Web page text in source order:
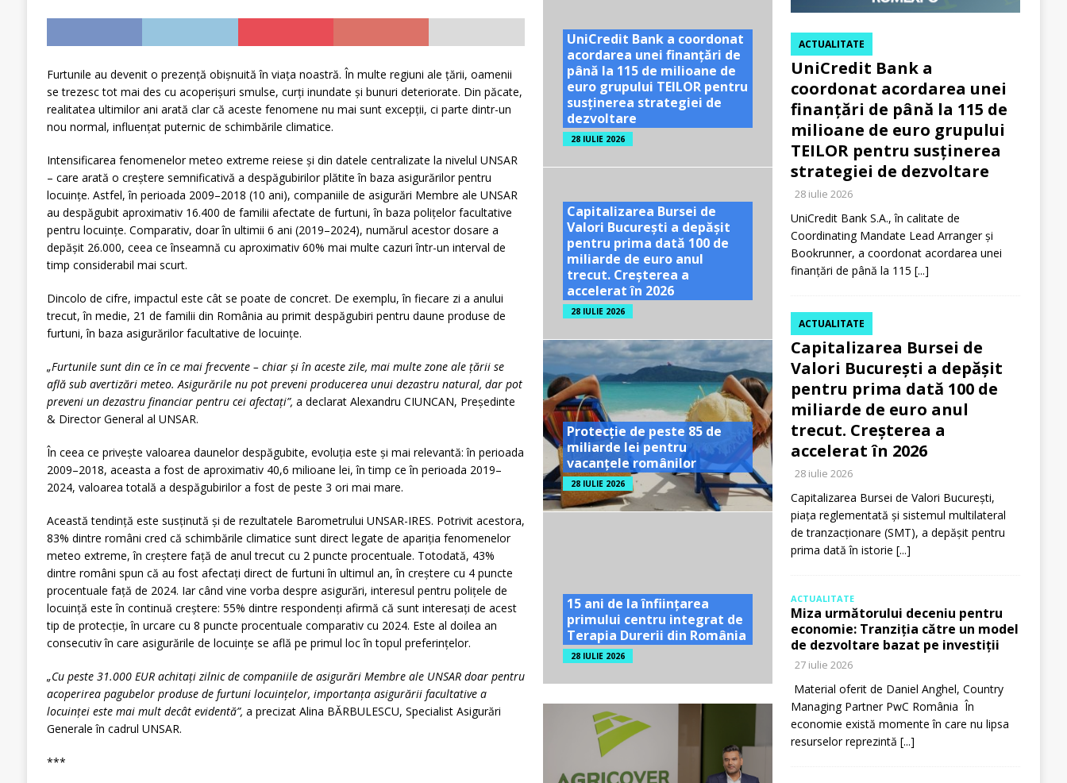
Furtunile au devenit o prezență obișnuită în viața noastră. În multe regiuni ale țării, oamenii
se trezesc tot mai des cu acoperișuri smulse, curți inundate și bunuri deteriorate. Din păcate,
realitatea ultimilor ani arată clar că aceste fenomene nu mai sunt excepții, ci parte dintr-un
nou normal, influențat puternic de schimbările climatice.
Intensificarea fenomenelor meteo extreme reiese și din datele centralizate la nivelul UNSAR
– care arată o creștere semnificativă a despăgubirilor plătite în baza asigurărilor pentru
locuințe. Astfel, în perioada 2009–2018 (10 ani), companiile de asigurări Membre ale UNSAR
au despăgubit aproximativ 16.400 de familii afectate de furtuni, în baza polițelor facultative
pentru locuințe. Comparativ, doar în ultimii 6 ani (2019–2024), numărul acestor dosare a
depășit 26.000, ceea ce înseamnă cu aproximativ 60% mai multe cazuri într-un interval de
timp considerabil mai scurt.
Dincolo de cifre, impactul este cât se poate de concret. De exemplu, în fiecare zi a anului
trecut, în medie, 21 de familii din România au primit despăgubiri pentru daune produse de
furtuni, în baza asigurărilor facultative de locuințe.
„Furtunile sunt din ce în ce mai frecvente – chiar și în aceste zile, mai multe zone ale țării se
află sub avertizări meteo. Asigurările nu pot preveni producerea unui dezastru natural, dar pot
preveni un dezastru financiar pentru cei afectați”, a declarat Alexandru CIUNCAN, Președinte
& Director General al UNSAR.
În ceea ce privește valoarea daunelor despăgubite, evoluția este și mai relevantă: în perioada
2009–2018, aceasta a fost de aproximativ 40,6 milioane lei, în timp ce în perioada 2019–
2024, valoarea totală a despăgubirilor a fost de peste 3 ori mai mare.
Această tendință este susținută și de rezultatele Barometrului UNSAR-IRES. Potrivit acestora,
83% dintre români cred că schimbările climatice sunt direct legate de apariția fenomenelor
meteo extreme, în creștere față de anul trecut cu 2 puncte procentuale. Totodată, 43%
dintre români spun că au fost afectați direct de furtuni în ultimul an, în creștere cu 4 puncte
procentuale față de 2024. Iar când vine vorba despre asigurări, interesul pentru polițele de
locuință este în continuă creștere: 55% dintre respondenți afirmă că sunt interesați de acest
tip de protecție, în urcare cu 8 puncte procentuale comparativ cu 2024. Este al doilea an
consecutiv în care asigurările de locuințe se află pe primul loc în topul preferințelor.
„Cu peste 31.000 EUR achitați zilnic de companiile de asigurări Membre ale UNSAR doar pentru
acoperirea pagubelor produse de furtuni locuințelor, importanța asigurării facultative a
locuinței este mai mult decât evidentă”, a precizat Alina BĂRBULESCU, Specialist Asigurări
Generale în cadrul UNSAR.
***
UniCredit Bank a coordonat
acordarea unei finanțări de
până la 115 de milioane de
euro grupului TEILOR pentru
susținerea strategiei de
dezvoltare
28 IULIE 2026
Capitalizarea Bursei de
Valori București a depășit
pentru prima dată 100 de
miliarde de euro anul
trecut. Creșterea a
accelerat în 2026
28 IULIE 2026
Protecție de peste 85 de
miliarde lei pentru
vacanțele românilor
28 IULIE 2026
15 ani de la înființarea
primului centru integrat de
Terapia Durerii din România
28 IULIE 2026
UniCredit Bank a
coordonat acordarea unei
finanțări de până la 115 de
milioane de euro grupului
TEILOR pentru susținerea
strategiei de dezvoltare
ACTUALITATE
28 iulie 2026
UniCredit Bank S.A., în calitate de
Coordinating Mandate Lead Arranger și
Bookrunner, a coordonat acordarea unei
finanțări de până la 115 [...]
Capitalizarea Bursei de
Valori București a depășit
pentru prima dată 100 de
miliarde de euro anul
trecut. Creșterea a
accelerat în 2026
ACTUALITATE
28 iulie 2026
Capitalizarea Bursei de Valori București,
piața reglementată și sistemul multilateral
de tranzacționare (SMT), a depășit pentru
prima dată în istorie [...]
ACTUALITATE
Miza următorului deceniu pentru
economie: Tranziția către un model
de dezvoltare bazat pe investiții
27 iulie 2026
Material oferit de Daniel Anghel, Country
Managing Partner PwC România În
economie există momente în care nu lipsa
resurselor reprezintă [...]